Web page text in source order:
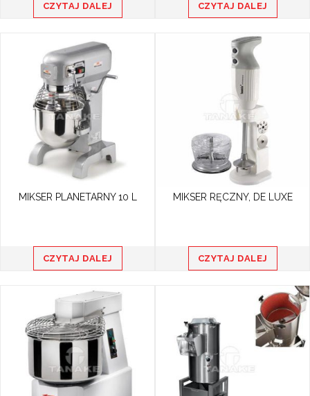
CZYTAJ DALEJ CZYTAJ DALEJ
MIKSER PLANETARNY 10 L
CZYTAJ DALEJ
MIKSER RĘCZNY, DE LUXE
CZYTAJ DALEJ